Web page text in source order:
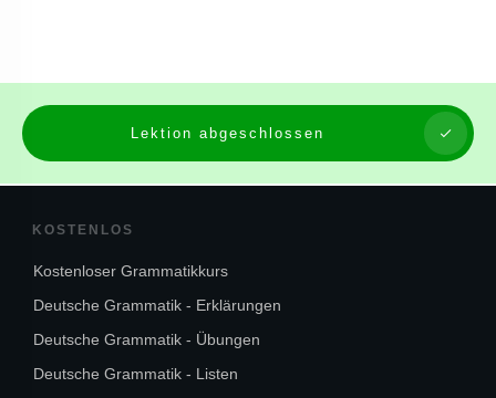
Lektion abgeschlossen
KOSTENLOS
Kostenloser Grammatikkurs
Deutsche Grammatik - Erklärungen
Deutsche Grammatik - Übungen
Deutsche Grammatik - Listen